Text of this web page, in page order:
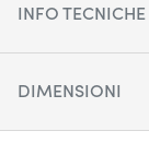
INFO TECNICHE
DIMENSIONI